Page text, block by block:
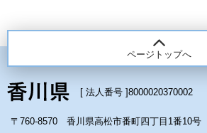
ページトップへ
[ 法人番号 ]8000020370002
〒760-8570 香川県高松市番町四丁目1番10号